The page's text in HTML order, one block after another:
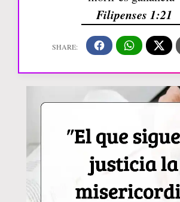
Filipenses 1:21